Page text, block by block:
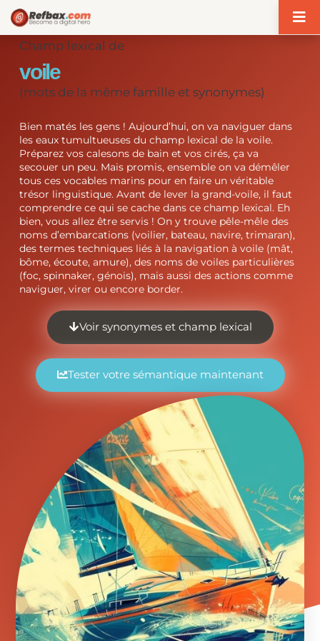
Champ lexical de
voile
(mots de la même famille et synonymes)
Bien matés les gens ! Aujourd’hui, on va naviguer dans
les eaux tumultueuses du champ lexical de la voile.
Préparez vos calesons de bain et vos cirés, ça va
secouer un peu. Mais promis, ensemble on va démêler
tous ces vocables marins pour en faire un véritable
trésor linguistique. Avant de lever la grand-voile, il faut
comprendre ce qui se cache dans ce champ lexical. Eh
bien, vous allez être servis ! On y trouve pêle-mêle des
noms d’embarcations (voilier, bateau, navire, trimaran),
des termes techniques liés à la navigation à voile (mât,
bôme, écoute, amure), des noms de voiles particulières
(foc, spinnaker, génois), mais aussi des actions comme
naviguer, virer ou encore border.
Voir synonymes et champ lexical
Tester votre sémantique maintenant
Panneau de gestion des cookies